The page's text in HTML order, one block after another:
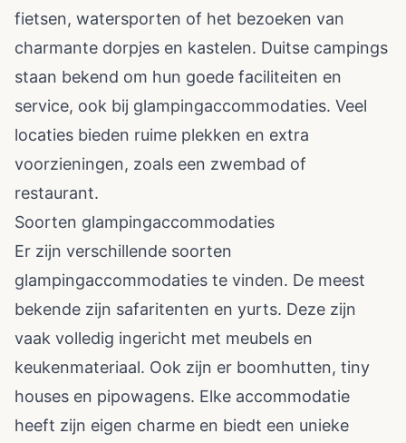
fietsen, watersporten of het bezoeken van
charmante dorpjes en kastelen. Duitse campings
staan bekend om hun goede faciliteiten en
service, ook bij glampingaccommodaties. Veel
locaties bieden ruime plekken en extra
voorzieningen, zoals een zwembad of
restaurant.
Soorten glampingaccommodaties
Er zijn verschillende soorten
glampingaccommodaties te vinden. De meest
bekende zijn safaritenten en yurts. Deze zijn
vaak volledig ingericht met meubels en
keukenmateriaal. Ook zijn er boomhutten, tiny
houses en pipowagens. Elke accommodatie
heeft zijn eigen charme en biedt een unieke